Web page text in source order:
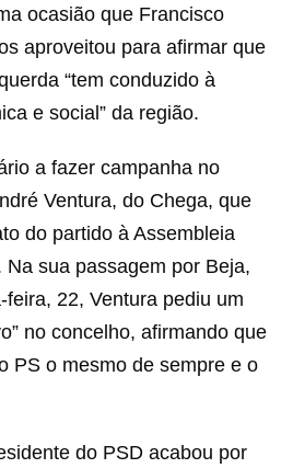
ocasião que Francisco
aproveitou para afirmar que
“tem conduzido à
e social” da região.
a fazer campanha no
Ventura, do Chega, que
do partido à Assembleia
sua passagem por Beja,
22, Ventura pediu um
no concelho, afirmando que
PS o mesmo de sempre e o
do PSD acabou por